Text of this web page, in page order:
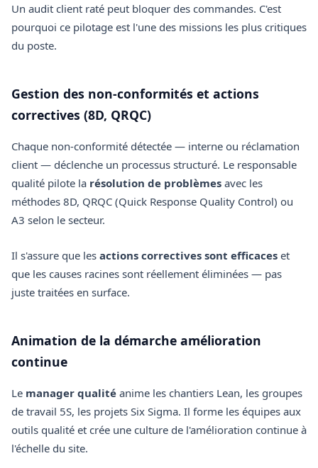
Un audit client raté peut bloquer des commandes. C'est
pourquoi ce pilotage est l'une des missions les plus critiques
du poste.
Gestion des non-conformités et actions
correctives (8D, QRQC)
Chaque non-conformité détectée — interne ou réclamation
client — déclenche un processus structuré. Le responsable
qualité pilote la résolution de problèmes avec les
méthodes 8D, QRQC (Quick Response Quality Control) ou
A3 selon le secteur.
Il s'assure que les actions correctives sont efficaces et
que les causes racines sont réellement éliminées — pas
juste traitées en surface.
Animation de la démarche amélioration
continue
Le manager qualité anime les chantiers Lean, les groupes
de travail 5S, les projets Six Sigma. Il forme les équipes aux
outils qualité et crée une culture de l'amélioration continue à
l'échelle du site.